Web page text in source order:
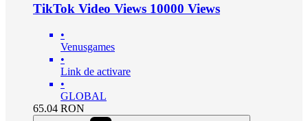
TikTok Video Views 10000 Views
•
Venusgames
•
Link de activare
•
GLOBAL
65.04 RON